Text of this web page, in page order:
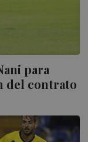
para
del contrato